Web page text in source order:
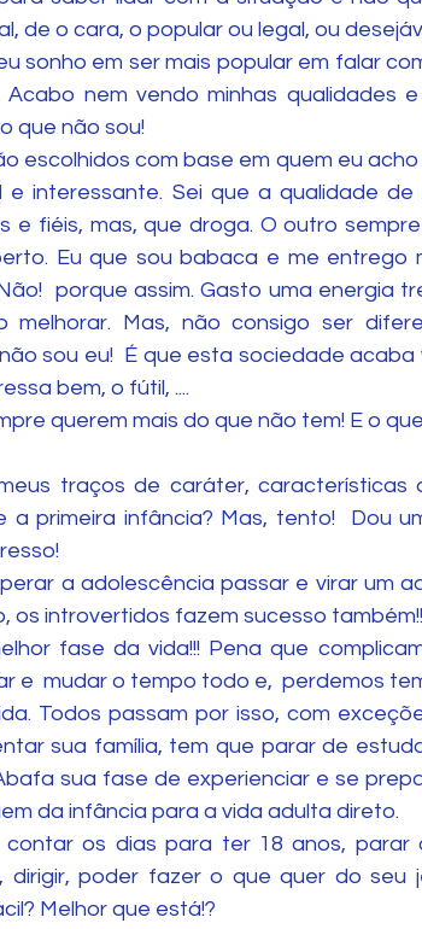
de o cara, o popular ou legal, ou
sonho em ser mais popular em falar
Acabo nem vendo minhas qualidades
que não sou!
escolhidos com base em quem eu
interessante. Sei que a qualidade de
e fiéis, mas, que droga. O outro
Eu que sou babaca e me entrego
porque assim. Gasto uma energia
melhorar. Mas, não consigo ser
sou eu!  É que esta sociedade
bem, o fútil, ....
querem mais do que não tem! E o
traços de caráter, características
a primeira infância? Mas, tento!  Dou
a adolescência passar e virar um
os introvertidos fazem sucesso também!!
fase da vida!!! Pena que
e  mudar o tempo todo e,  perdemos
Todos passam por isso, com
sua família, tem que parar de
sua fase de experienciar e se
da infância para a vida adulta direto.
os dias para ter 18 anos, parar
dirigir, poder fazer o que quer do seu
Melhor que está!?